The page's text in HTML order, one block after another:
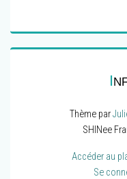
I
Thème par
SHINee
Accéder au
Se